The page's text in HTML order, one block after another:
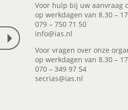
Voor hulp bij uw aanvraag
op werkdagen van 8.30 –
079 – 750 71 50
info@ias.nl
Voor vragen over onze
op werkdagen van 8.30 –
070 – 349 97 54
secrias@ias.nl